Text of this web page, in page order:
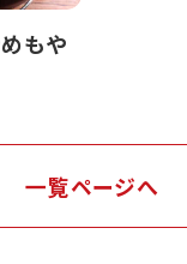
もや
一覧ページへ